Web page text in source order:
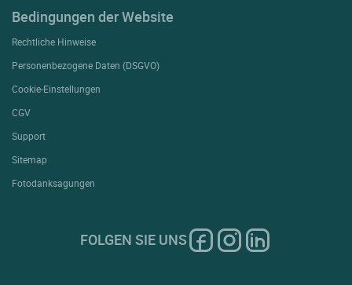
Bedingungen der Website
Rechtliche Hinweise
Personenbezogene Daten (DSGVO)
Cookie-Einstellungen
CGV
Support
Sitemap
Fotodanksagungen
FOLGEN SIE UNS